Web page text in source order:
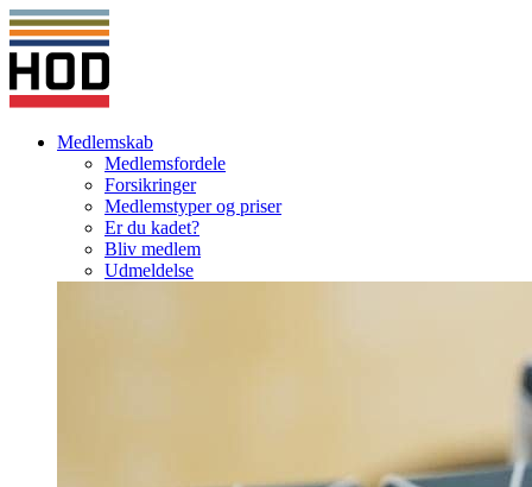
Medlemskab
Medlemsfordele
Forsikringer
Medlemstyper og priser
Er du kadet?
Bliv medlem
Udmeldelse